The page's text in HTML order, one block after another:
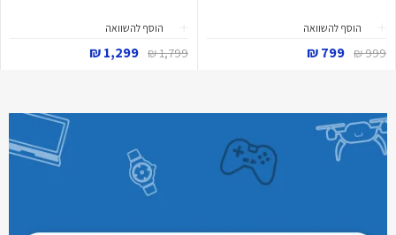
הוסף להשוואה
999 ₪
799 ₪
הוסף להשוואה
1,799 ₪
1,299 ₪